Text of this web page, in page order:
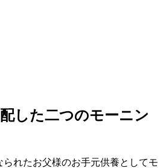
した二つのモーニン
れたお父様のお手元供養としてモ